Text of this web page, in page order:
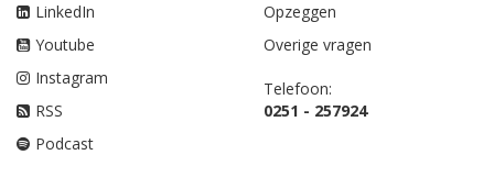
LinkedIn
Youtube
Instagram
RSS
Podcast
Opzeggen
Overige vragen
Telefoon:
0251 - 257924